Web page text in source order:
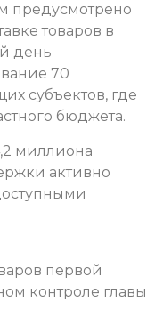
предусмотрено
товаров в
день
70
субъектов, где
бюджета.
миллиона
активно
первой
контроле главы